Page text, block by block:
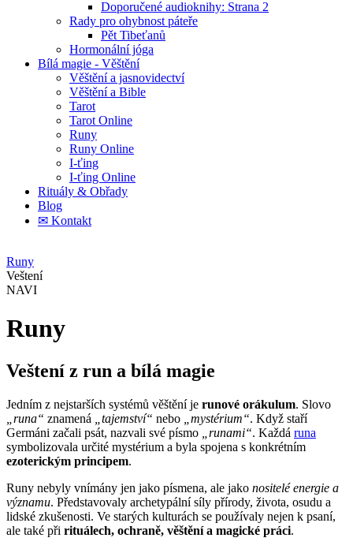
Doporučené audioknihy: Strana 2
Rady pro ohybnost páteře
Pět Tibeťanů
Hormonální jóga
Bílá magie - Věštění
Věštění a jasnovidectví
Věštění a Bible
Tarot
Tarot Online
Runy
Runy Online
I-ťing
I-ťing Online
Rituály & Obřady
Blog
✉ Kontakt
Runy
Veštení
NAVI
Runy
Veštení z run a bílá magie
Jedním z nejstarších systémů věštění je runové orákulum. Slovo
„runa“ znamená „tajemství“ nebo „mystérium“. Když staří
Germáni začali psát, nazvali své písmo
„runami“. Každá runa
symbolizovala určité mystérium a byla spojena s konkrétním
ezoterickým principem.
Runy nebyly vnímány jen jako písmena, ale jako nositelé energie a
významu. Představovaly archetypální síly přírody, života, osudu a
lidské zkušenosti. Ve starých kulturách se používaly nejen k psaní,
ale také při rituálech, ochraně, věštění a magické práci.